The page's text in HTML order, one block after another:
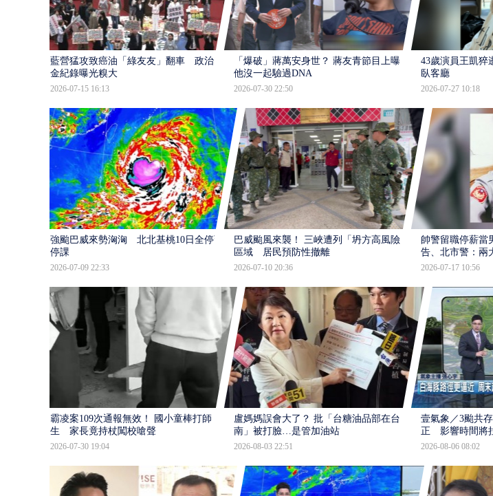
藍營猛攻致癌油「綠友友」翻車 政治獻
金紀錄曝光糗大
2026-07-15 16:13
「爆破」蔣萬安身世？ 蔣友青節目上曝：
他沒一起驗過DNA
2026-07-30 22:50
43歲演員王凱猝
臥客廳
2026-07-27 10:18
強颱巴威來勢洶洶 北北基桃10日全停班
停課
2026-07-09 22:33
巴威颱風來襲！ 三峽遭列「坍方高風險」
區域 居民預防性撤離
2026-07-10 20:36
帥警留職停薪
告、北市警：兩
2026-07-17 10:56
霸凌案109次通報無效！ 國小童棒打師
生 家長竟持杖闖校嗆聲
2026-07-30 19:04
盧媽媽誤會大了？ 批「台糖油品部在台
南」被打臉…是管加油站
2026-08-03 22:51
壹氣象／3颱共
正 影響時間將
2026-08-06 08:02